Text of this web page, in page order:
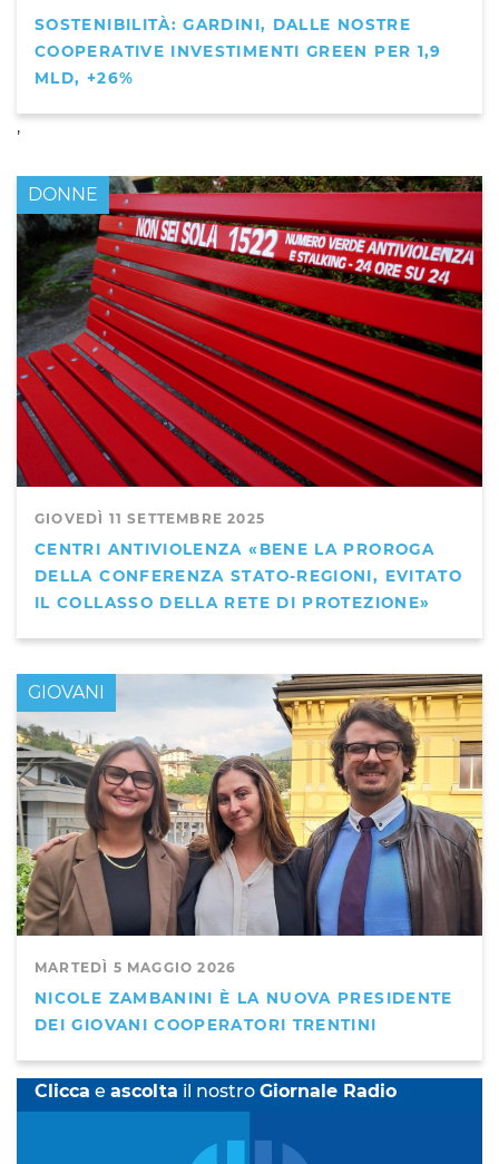
SOSTENIBILITÀ: GARDINI, DALLE NOSTRE
COOPERATIVE INVESTIMENTI GREEN PER 1,9
MLD, +26%
,
GIOVEDÌ 11 SETTEMBRE 2025
CENTRI ANTIVIOLENZA «BENE LA PROROGA
DELLA CONFERENZA STATO-REGIONI, EVITATO
IL COLLASSO DELLA RETE DI PROTEZIONE»
DONNE
MARTEDÌ 5 MAGGIO 2026
NICOLE ZAMBANINI È LA NUOVA PRESIDENTE
DEI GIOVANI COOPERATORI TRENTINI
GIOVANI
Clicca e ascolta il nostro Giornale Radio